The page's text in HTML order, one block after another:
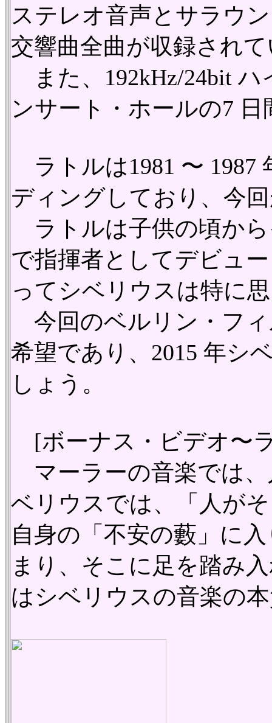
ステレオ音声とサラウ
交響曲全曲が収録され
また、192kHz/24bit
ンサート・ホールの7
ラトルは1981 〜 1987
ディングしており、今
ラトルは子供の頃か
で指揮者としてデビュ
ってシベリウスは特に
今回のベルリン・フィ
希望であり、2015 年シ
しょう。
[ボーナス・ビデオ〜
マーラーの音楽では、
ベリウスでは、「人が
自身の「不安の藪」に
まり、そこに足を踏み
はシベリウスの音楽の